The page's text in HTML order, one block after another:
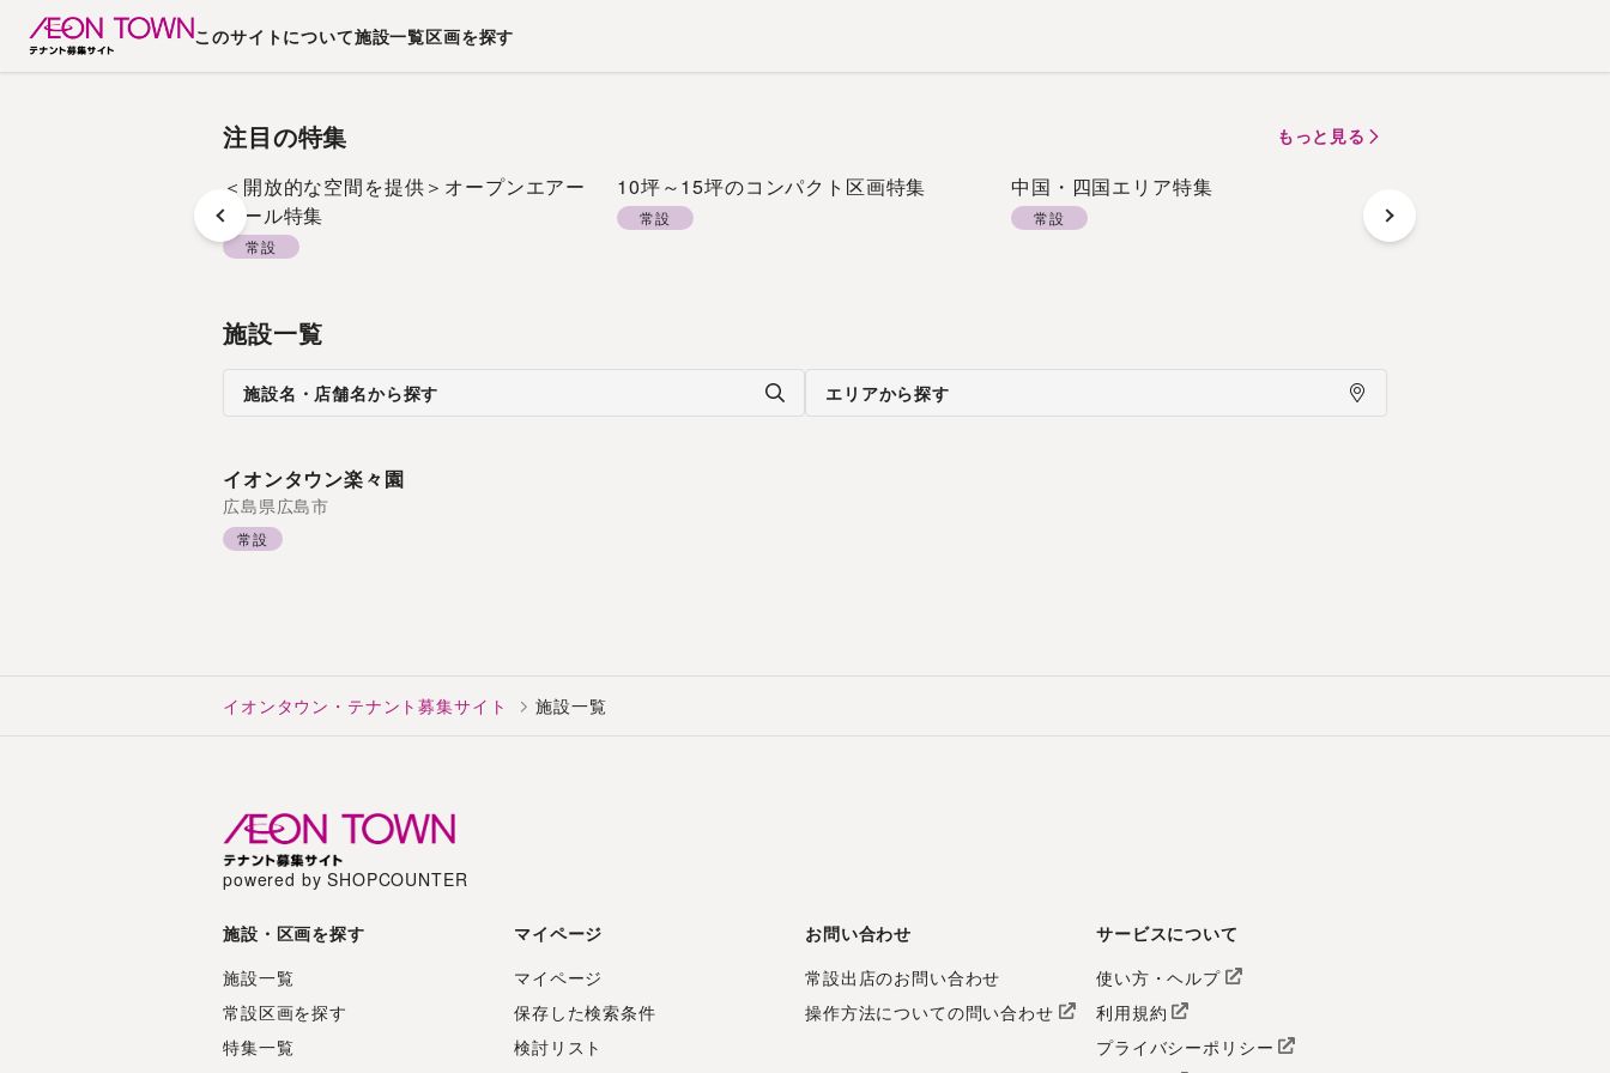
このサイトについて施設一覧区画を探す
注目の特集 もっと見る
＜開放的な空間を提供＞オープンエアー
モール特集
常設
10坪～15坪のコンパクト区画特集
常設
中国・四国エリア特集
常設
施設一覧
施設名・店舗名から探す エリアから探す
イオンタウン楽々園
広島県広島市
常設
イオンタウン・テナント募集サイト 施設一覧
powered by SHOPCOUNTER
施設・区画を探す
施設一覧
常設区画を探す
特集一覧
マイページ
マイページ
保存した検索条件
検討リスト
お問い合わせ
常設出店のお問い合わせ
操作方法についての問い合わせ
サービスについて
使い方・ヘルプ
利用規約
プライバシーポリシー